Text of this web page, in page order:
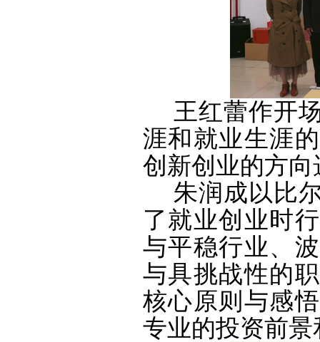
王红蕾作开
涯和就业生涯
创新创业的方
朱润成以比
了就业创业时
与平稳行业、
与具挑战性的
核心原则与感
专业的投资前景